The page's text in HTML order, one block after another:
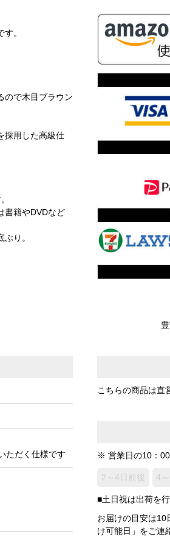
。
ので木目ブラウン
採用した高級仕
書籍やDVDなど
り。
こちらの商品は直
※ 営業日の10：
2～4日前後 4
■土日祝は出荷を
お届けの目安は10
け可能日」をご連
ただく仕様です